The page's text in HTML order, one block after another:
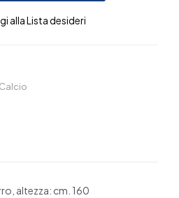
alla Lista desideri
Calcio
altezza: cm. 160